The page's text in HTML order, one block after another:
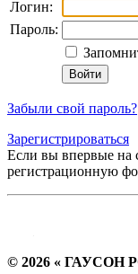
Логин:
Пароль:
Забыли свой пароль?
Зарегистрироваться
Если вы впервые на
регистрационную
© 2026 « ГАУСОН